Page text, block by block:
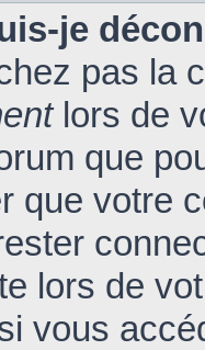
je
pas la
lors de
que
que votre
lors de
vous